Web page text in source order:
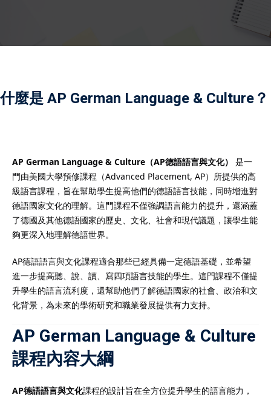
什麼是 AP German Language & Culture？
AP German Language & Culture（AP德語語言與文化）
是一
門由美國大學預修課程（Advanced Placement, AP）所提供的高
級語言課程，旨在幫助學生提高他們的德語語言技能，同時增進對
德語國家文化的理解。這門課程不僅強調語言能力的提升，還涵蓋
了德國及其他德語國家的歷史、文化、社會和現代議題，讓學生能
夠更深入地理解德語世界。
AP德語語言與文化課程適合那些已經具備一定德語基礎，並希望
進一步提高聽、說、讀、寫四項語言技能的學生。這門課程不僅提
升學生的語言流利度，還幫助他們了解德語國家的社會、政治和文
化背景，為未來的學術研究和職業發展提供有力支持。
AP German Language & Culture
課程內容大綱
AP德語語言與文化課程的設計旨在全方位提升學生的語言能力，
忘記密碼?